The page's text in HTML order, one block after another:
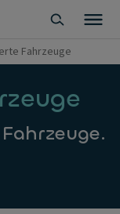
Fahrzeuge